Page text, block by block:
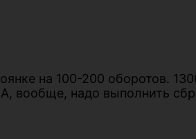
на 100-200 оборотов.
вообще, надо выполнить